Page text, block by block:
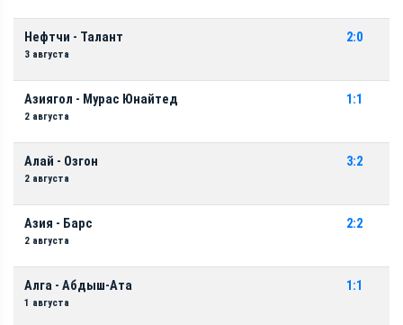
Нефтчи - Талант
3 августа
2:0
Азиягол - Мурас Юнайтед
2 августа
1:1
Алай - Озгон
2 августа
3:2
Азия - Барс
2 августа
2:2
Алга - Абдыш-Ата
1 августа
1:1